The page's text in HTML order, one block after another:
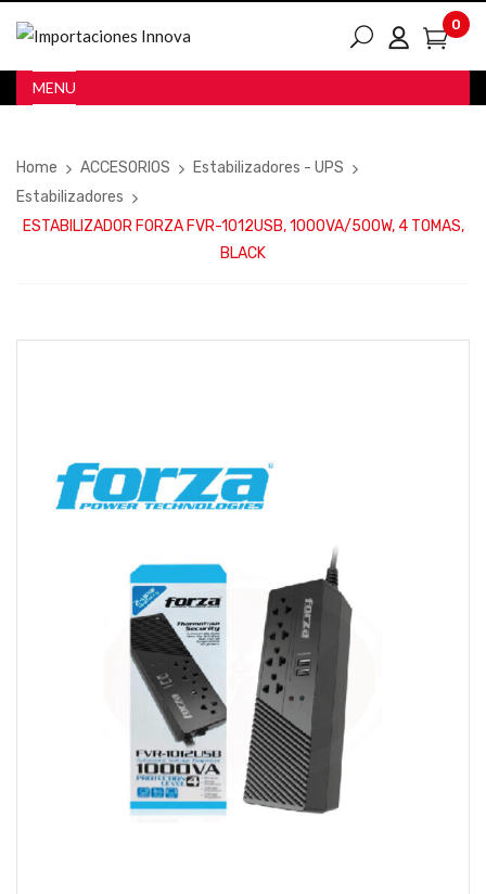
0
MENU
Home ACCESORIOS
Estabilizadores - UPS
Estabilizadores
ESTABILIZADOR FORZA FVR-1012USB, 1000VA/500W, 4 TOMAS,
BLACK